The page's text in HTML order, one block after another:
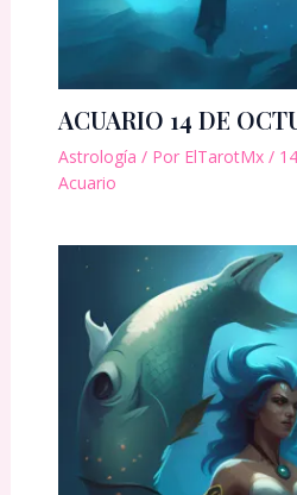
ACUARIO 14 DE
Astrología / Por ElTarotMx /
Acuario